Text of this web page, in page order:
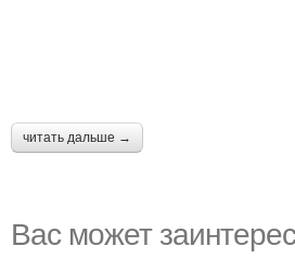
читать дальше →
Вас может